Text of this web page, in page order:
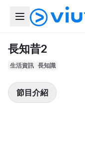
長知昔2
生活資訊 長知識
節目介紹